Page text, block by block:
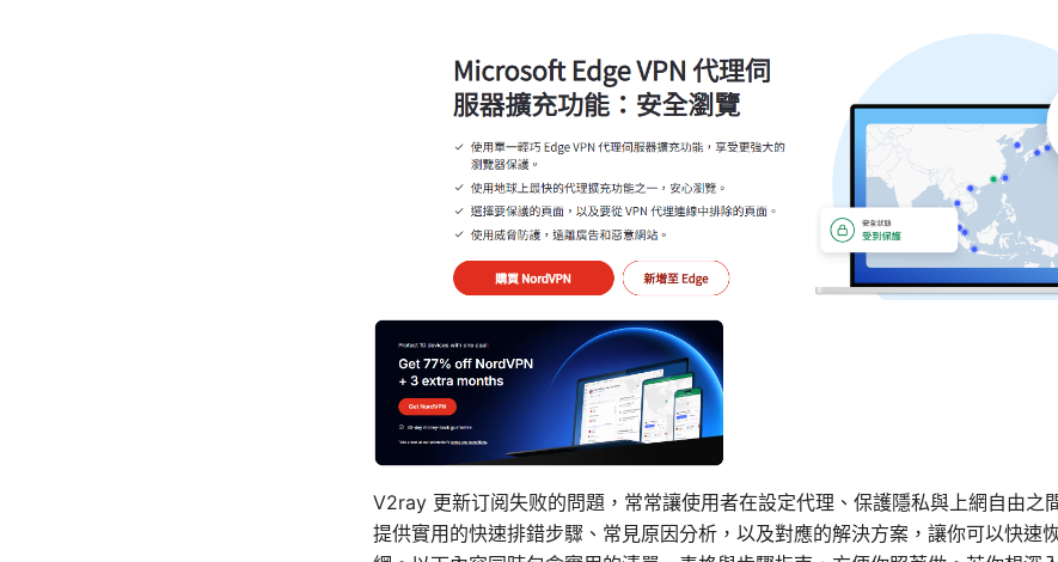
V2ray 更新订阅失败的問題，常常讓使用者在設定代理、保護隱私與上網自由之
提供實用的快速排錯步驟、常見原因分析，以及對應的解決方案，讓你可以快速